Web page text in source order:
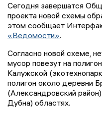
Сегодня завершатся
проекта новой схемы
этом сообщает
«Ведомости».
Согласно новой схеме,
мусор повезут на
Калужской
полигон около деревни
(Александровский
Дубна) областях.